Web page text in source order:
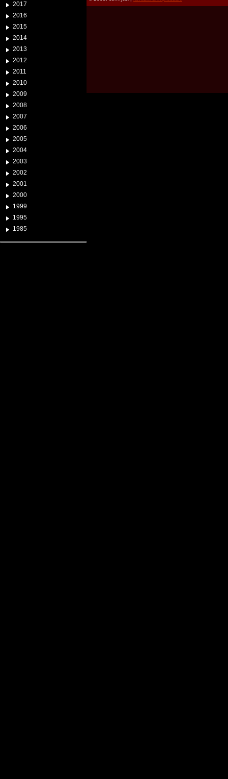
2017
2016
2015
2014
2013
2012
2011
2010
2009
2008
2007
2006
2005
2004
2003
2002
2001
2000
1999
1995
1985